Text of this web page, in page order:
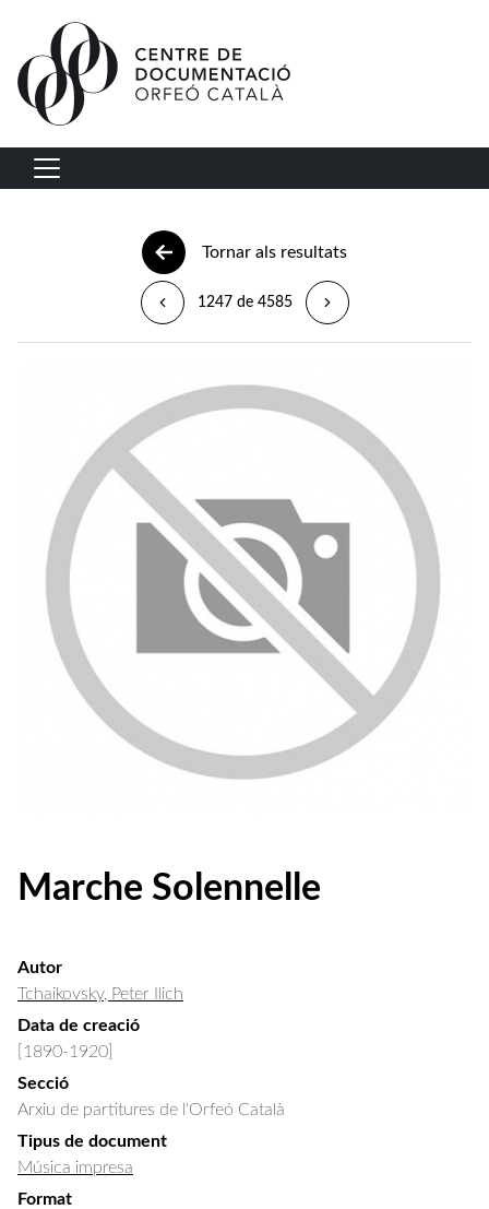
Vés al contingut
Navegació principal
Tornar als resultats
1247 de 4585
Marche Solennelle
Autor
Tchaikovsky, Peter Ilich
Data de creació
[1890-1920]
Secció
Arxiu de partitures de l'Orfeó Català
Tipus de document
Música impresa
Format